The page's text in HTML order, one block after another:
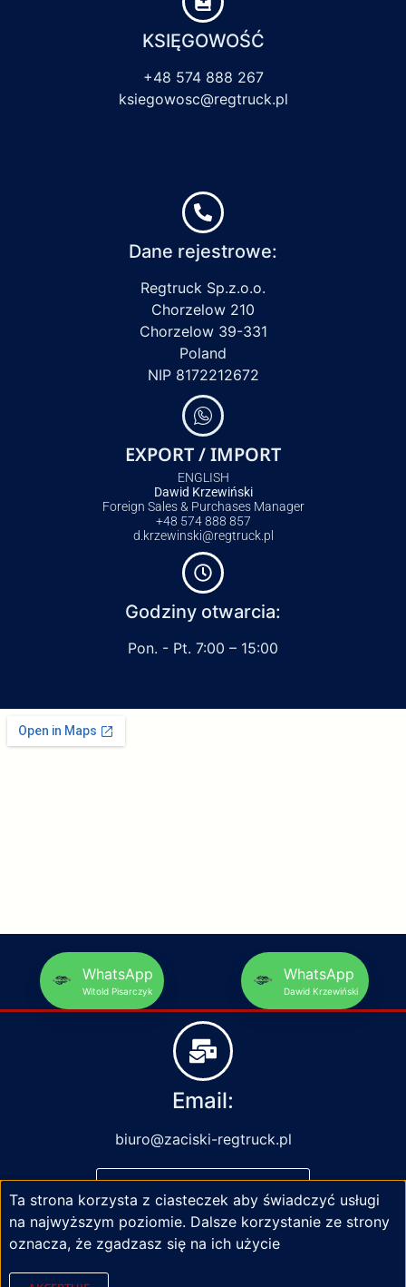
KSIĘGOWOŚĆ
+48 574 888 267
ksiegowosc@regtruck.pl
Dane rejestrowe:
Regtruck Sp.z.o.o.
Chorzelow 210
Chorzelow 39-331
Poland
NIP 8172212672
EXPORT / IMPORT
ENGLISH
Dawid Krzewiński
Foreign Sales & Purchases Manager
+48 574 888 857
d.krzewinski@regtruck.pl
Godziny otwarcia:
Pon. - Pt. 7:00 – 15:00
WhatsApp
Witold Pisarczyk
WhatsApp
Dawid Krzewiński
Email:
biuro@zaciski-regtruck.pl
NAPISZ DO NAS
Ta strona korzysta z ciasteczek aby świadczyć usługi
na najwyższym poziomie. Dalsze korzystanie ze strony
oznacza, że zgadzasz się na ich użycie